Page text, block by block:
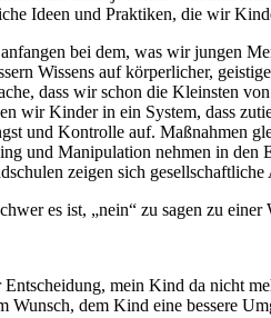
Ideen und Praktiken, die wir
bei dem, was wir jungen
Wissens auf körperlicher,
dass wir schon die Kleinsten
wir Kinder in ein System, dass
und Kontrolle auf. Maßnahmen
und Manipulation nehmen in den
zeigen sich
es ist, „nein“ zu sagen zu
Entscheidung, mein Kind da nicht
Wunsch, dem Kind eine bessere